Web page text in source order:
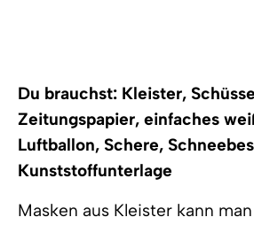
Du brauchst: Kleister,
Zeitungspapier, einfaches
Luftballon, Schere,
Kunststoffunterlage
Masken aus Kleister kann